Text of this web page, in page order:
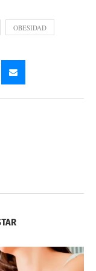
OBESIDAD